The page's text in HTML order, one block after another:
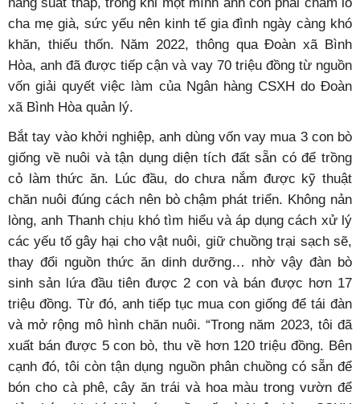
cha mẹ già, sức yếu nên kinh tế gia đình ngày càng khó
khăn, thiếu thốn. Năm 2022, thông qua Đoàn xã Bình
Hòa, anh đã được tiếp cận và vay 70 triệu đồng từ nguồn
vốn giải quyết việc làm của Ngân hàng CSXH do Đoàn
xã Bình Hòa quản lý.
Bắt tay vào khởi nghiệp, anh dùng vốn vay mua 3 con bò
giống về nuôi và tận dụng diện tích đất sẵn có để trồng
cỏ làm thức ăn. Lúc đầu, do chưa nắm được kỹ thuật
chăn nuôi đúng cách nên bò chậm phát triển. Không nản
lòng, anh Thanh chịu khó tìm hiểu và áp dụng cách xử lý
các yếu tố gây hại cho vật nuôi, giữ chuồng trại sạch sẽ,
thay đổi nguồn thức ăn dinh dưỡng… nhờ vậy đàn bò
sinh sản lứa đầu tiên được 2 con và bán được hơn 17
triệu đồng. Từ đó, anh tiếp tục mua con giống để tái đàn
và mở rộng mô hình chăn nuôi. “Trong năm 2023, tôi đã
xuất bán được 5 con bò, thu về hơn 120 triệu đồng. Bên
cạnh đó, tôi còn tận dụng nguồn phân chuồng có sẵn để
bón cho cà phê, cây ăn trái và hoa màu trong vườn để